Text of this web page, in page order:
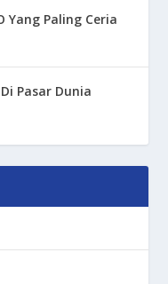
Yang Paling Ceria
Pasar Dunia